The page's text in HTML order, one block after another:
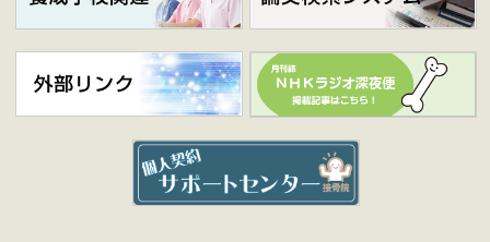
第21回JIMTEF災害医療研修アドバンスコース【東京開催】
（R8 9/5、9/6）受講者募集のお知らせ
2026年05月01日